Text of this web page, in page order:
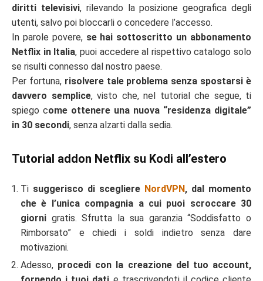
diritti televisivi, rilevando la posizione geografica degli
utenti, salvo poi bloccarli o concedere l’accesso.
In parole povere, se hai sottoscritto un abbonamento
Netflix in Italia, puoi accedere al rispettivo catalogo solo
se risulti connesso dal nostro paese.
Per fortuna,risolvere tale problema senza spostarsi è
davvero semplice, visto che, nel tutorial che segue, ti
spiego come ottenere una nuova “residenza digitale”
in 30 secondi, senza alzarti dalla sedia.
Tutorial addon Netflix su Kodi all’estero
Ti suggerisco di scegliere NordVPN , dal momento
che è l’unica compagnia a cui puoi scroccare 30
giorni gratis. Sfrutta la sua garanzia “Soddisfatto o
Rimborsato” e chiedi i soldi indietro senza dare
motivazioni.
Adesso, procedi con la creazione del tuo account,